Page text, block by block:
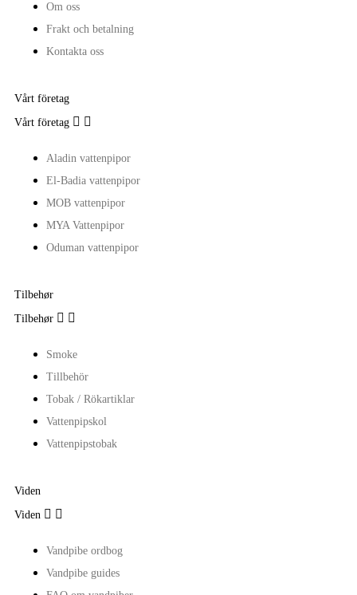
Om oss
Frakt och betalning
Kontakta oss
Vårt företag
Vårt företag  
Aladin vattenpipor
El-Badia vattenpipor
MOB vattenpipor
MYA Vattenpipor
Oduman vattenpipor
Tilbehør
Tilbehør  
Smoke
Tillbehör
Tobak / Rökartiklar
Vattenpipskol
Vattenpipstobak
Viden
Viden  
Vandpibe ordbog
Vandpibe guides